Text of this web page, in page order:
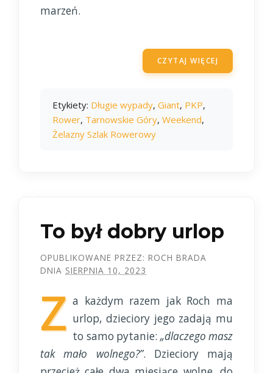
marzeń.
CZYTAJ WIĘCEJ
Etykiety: Długie wypady, Giant, PKP,
Rower, Tarnowskie Góry, Weekend,
Żelazny Szlak Rowerowy
To był dobry urlop
OPUBLIKOWANE PRZEZ: ROCH BRADA
DNIA SIERPNIA 10, 2023
Z a każdym razem jak Roch ma
urlop, dzieciory jego zadają mu
to samo pytanie: „dlaczego masz
tak mało wolnego?”. Dzieciory mają